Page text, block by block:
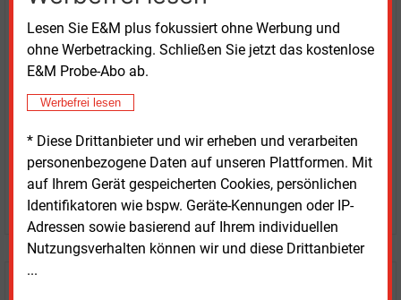
Lesen Sie E&M plus fokussiert ohne Werbung und
ohne Werbetracking. Schließen Sie jetzt das kostenlose
E&M Probe-Abo ab.
Werbefrei lesen
* Diese Drittanbieter und wir erheben und verarbeiten
personenbezogene Daten auf unseren Plattformen. Mit
auf Ihrem Gerät gespeicherten Cookies, persönlichen
Identifikatoren wie bspw. Geräte-Kennungen oder IP-
Adressen sowie basierend auf Ihrem individuellen
Nutzungsverhalten können wir und diese Drittanbieter
...
erhalten Sie sofort diesen redaktionellen Beitrag für
nur €2.98
JETZT ARTIKEL KAUFEN